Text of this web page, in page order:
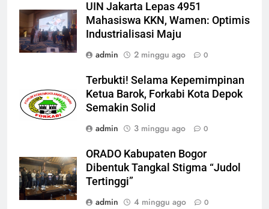
UIN Jakarta Lepas 4951
Mahasiswa KKN, Wamen: Optimis
Industrialisasi Maju
admin
2 minggu ago 0
Terbukti! Selama Kepemimpinan
Ketua Barok, Forkabi Kota Depok
Semakin Solid
admin
3 minggu ago 0
ORADO Kabupaten Bogor
Dibentuk Tangkal Stigma “Judol
Tertinggi”
admin
4 minggu ago 0